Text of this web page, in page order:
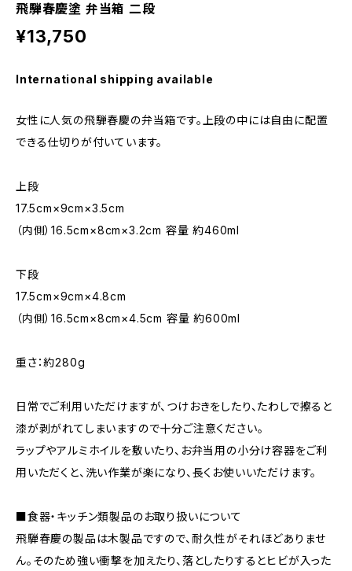
飛騨春慶塗 弁当箱 二段
¥13,750
International shipping available
女性に人気の飛騨春慶の弁当箱です。上段の中には自由に配置
できる仕切りが付いています。
上段
17.5cm×9cm×3.5cm
（内側）16.5cm×8cm×3.2cm 容量 約460ml
下段
17.5cm×9cm×4.8cm
（内側）16.5cm×8cm×4.5cm 容量 約600ml
重さ：約280g
日常でご利用いただけますが、つけおきをしたり、たわしで擦ると
漆が剥がれてしまいますので十分ご注意ください。
ラップやアルミホイルを敷いたり、お弁当用の小分け容器をご利
用いただくと、洗い作業が楽になり、長くお使いいただけます。
■食器・キッチン類製品のお取り扱いについて
飛騨春慶の製品は木製品ですので、耐久性がそれほどありませ
ん。そのため強い衝撃を加えたり、落としたりするとヒビが入った